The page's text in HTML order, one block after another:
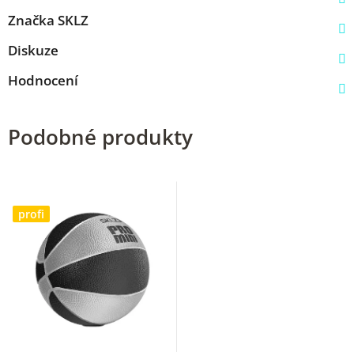
Značka SKLZ
Diskuze
Hodnocení
Podobné produkty
profi